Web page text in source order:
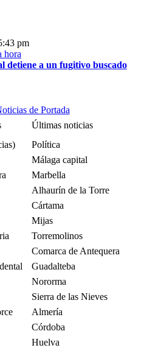
pm
detiene a un fugitivo buscado
de Portada
Últimas noticias
Política
Málaga capital
Marbella
Alhaurín de la Torre
Cártama
Mijas
Torremolinos
Comarca de Antequera
Guadalteba
Nororma
Sierra de las Nieves
Almería
Córdoba
Huelva